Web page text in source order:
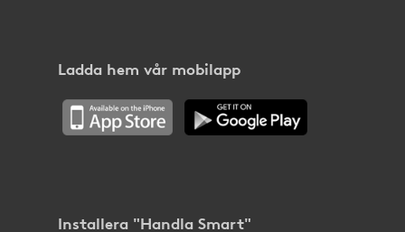
Ladda hem vår mobilapp
Installera "Handla Smart"